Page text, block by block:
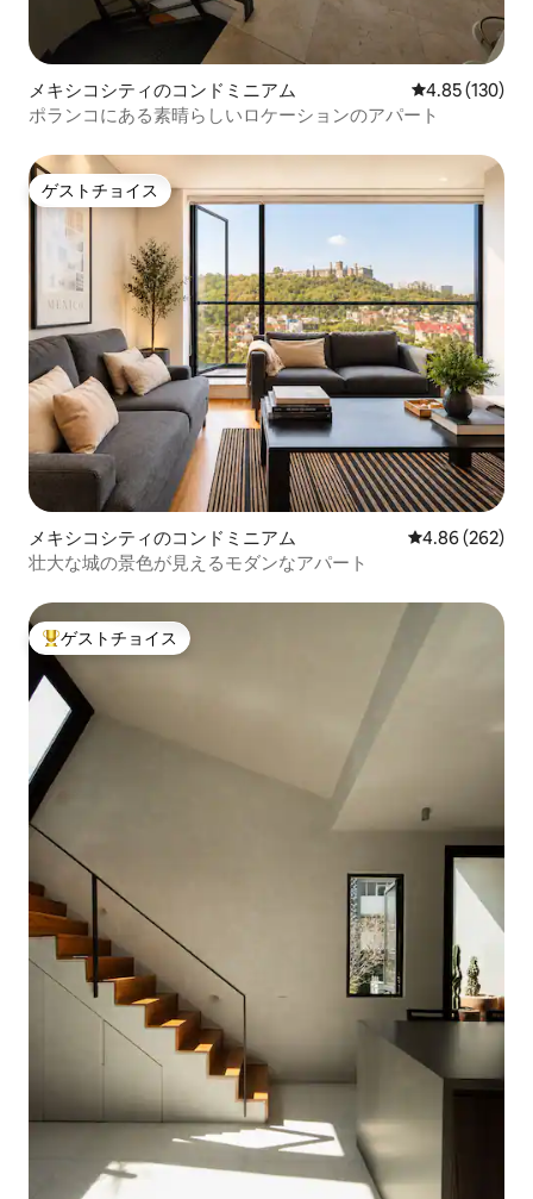
メキシコシティのコンドミニアム レビュー130
4.85 (130)
ポランコにある素晴らしいロケーションのアパート
ゲストチョイス
ゲストチョイス
メキシコシティのコンドミニアム レビュー262
4.86 (262)
壮大な城の景色が見えるモダンなアパート
大好評のゲストチョイスです。
ゲストチョイス